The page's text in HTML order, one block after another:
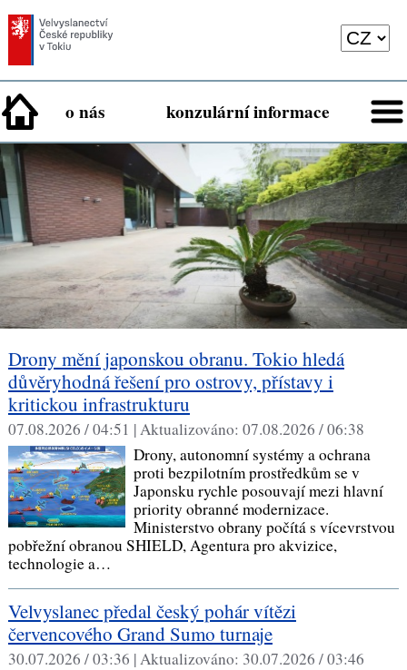
o nás konzulární informace
Drony mění japonskou obranu. Tokio hledá
důvěryhodná řešení pro ostrovy, přístavy i
kritickou infrastrukturu
07.08.2026 / 04:51 |Aktualizováno: 07.08.2026 / 06:38
Drony, autonomní systémy a ochrana
proti bezpilotním prostředkům se v
Japonsku rychle posouvají mezi hlavní
priority obranné modernizace.
Ministerstvo obrany počítá s vícevrstvou
pobřežní obranou SHIELD, Agentura pro akvizice,
technologie a…
Velvyslanec předal český pohár vítězi
červencového Grand Sumo turnaje
30.07.2026 / 03:36 |Aktualizováno: 30.07.2026 / 03:46